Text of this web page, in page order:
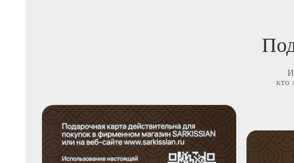
Пренит
Родохрозит
Розовый кварц
кто